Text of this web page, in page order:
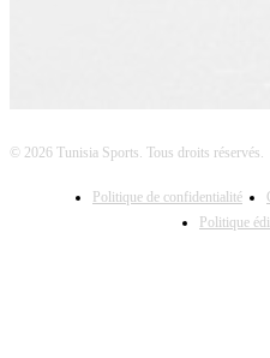
© 2026 Tunisia Sports. Tous droits réservés.
Politique de confidentialité
Politique